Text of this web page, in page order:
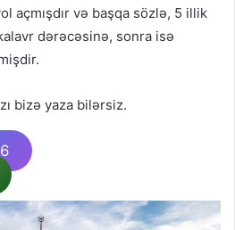
açmışdır və başqa sözlə, 5 illik
dərəcəsinə, sonra isə
bizə yaza bilərsiz.